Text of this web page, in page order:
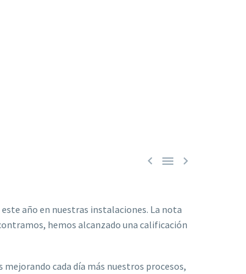
  
este año en nuestras instalaciones. La nota
hemos alcanzado una calificación
cada día más nuestros procesos,